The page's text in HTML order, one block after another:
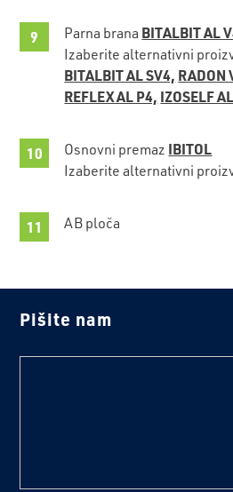
Parna brana BITALBIT AL
Izaberite alternativni
BITALBIT AL SV4, RADON
REFLEX AL P4, IZOSELF
Osnovni premaz IBITOL
Izaberite alternativni
AB ploča
Pišite nam